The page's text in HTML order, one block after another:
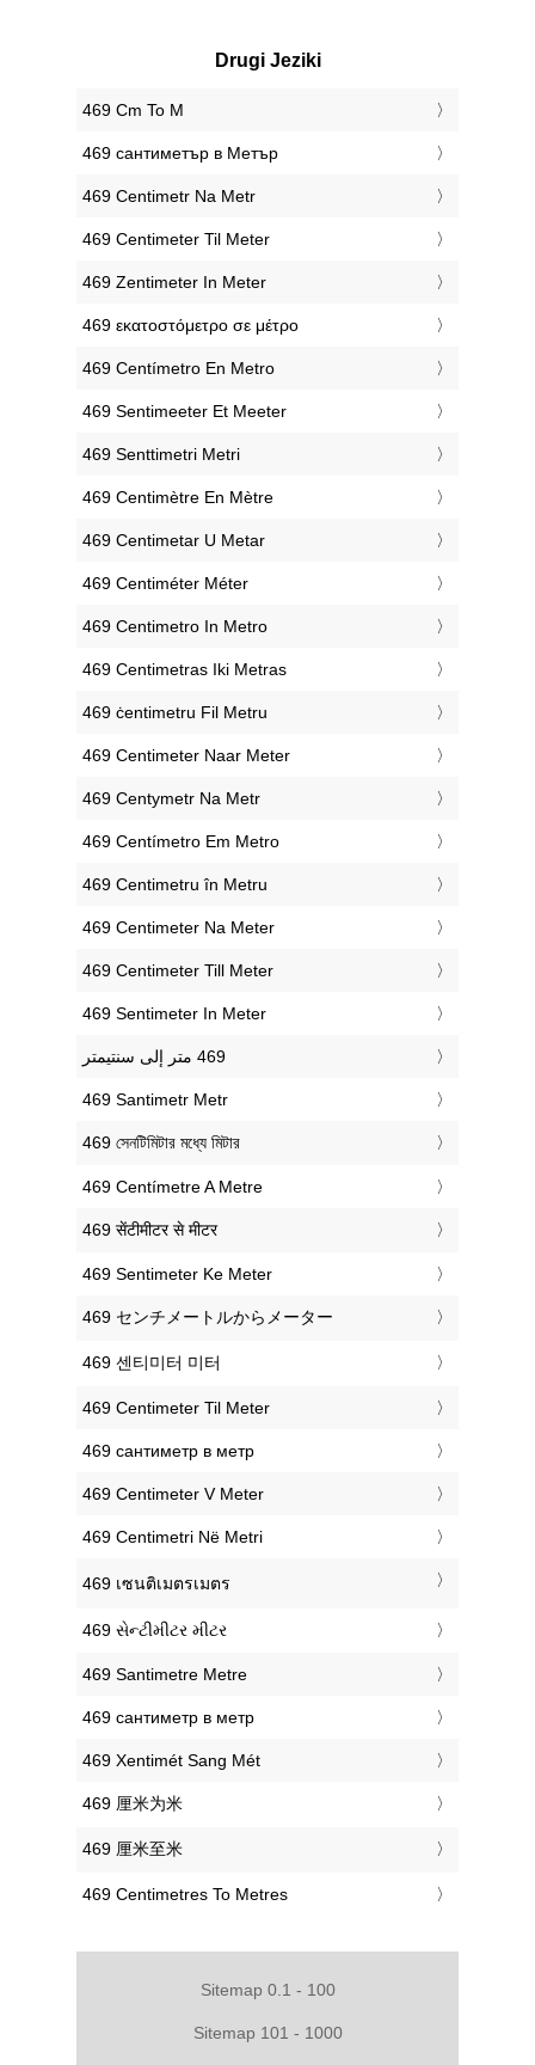
Drugi Jeziki
‎469 Cm To M
‎469 сантиметър в Метър
‎469 Centimetr Na Metr
‎469 Centimeter Til Meter
‎469 Zentimeter In Meter
‎469 εκατοστόμετρο σε μέτρο
‎469 Centímetro En Metro
‎469 Sentimeeter Et Meeter
‎469 Senttimetri Metri
‎469 Centimètre En Mètre
‎469 Centimetar U Metar
‎469 Centiméter Méter
‎469 Centimetro In Metro
‎469 Centimetras Iki Metras
‎469 ċentimetru Fil Metru
‎469 Centimeter Naar Meter
‎469 Centymetr Na Metr
‎469 Centímetro Em Metro
‎469 Centimetru în Metru
‎469 Centimeter Na Meter
‎469 Centimeter Till Meter
‎469 Sentimeter In Meter
‎469 Santimetr Metr
‎469 সেনটিমিটার মধ্যে মিটার
‎469 Centímetre A Metre
‎469 सेंटीमीटर से मीटर
‎469 Sentimeter Ke Meter
‎469 センチメートルからメーター
‎469 센티미터 미터
‎469 Centimeter Til Meter
‎469 сантиметр в метр
‎469 Centimeter V Meter
‎469 Centimetri Në Metri
‎469 เซนติเมตรเมตร
‎469 સેન્ટીમીટર મીટર
‎469 Santimetre Metre
‎469 сантиметр в метр
‎469 Xentimét Sang Mét
‎469 厘米为米
‎469 厘米至米
‎469 Centimetres To Metres
Sitemap 0.1 - 100
Sitemap 101 - 1000